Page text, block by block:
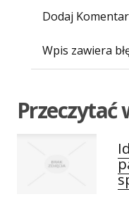
Zajęcia
Dodaj
Wpis zawiera
Przeczytać